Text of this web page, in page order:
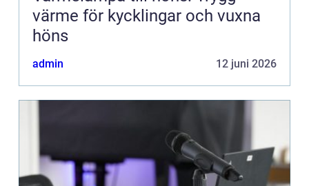
värme för kycklingar och vuxna
höns
admin 12 juni 2026